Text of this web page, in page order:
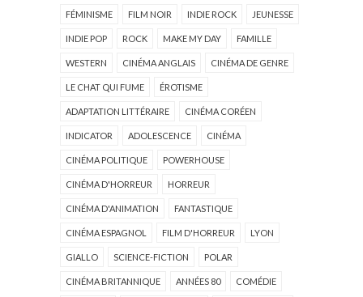
FÉMINISME FILM NOIR INDIE ROCK JEUNESSE
INDIE POP ROCK MAKE MY DAY FAMILLE
WESTERN CINÉMA ANGLAIS CINÉMA DE GENRE
LE CHAT QUI FUME ÉROTISME
ADAPTATION LITTÉRAIRE CINÉMA CORÉEN
INDICATOR ADOLESCENCE CINÉMA
CINÉMA POLITIQUE POWERHOUSE
CINÉMA D'HORREUR HORREUR
CINÉMA D'ANIMATION FANTASTIQUE
CINÉMA ESPAGNOL FILM D'HORREUR LYON
GIALLO SCIENCE-FICTION POLAR
CINÉMA BRITANNIQUE ANNÉES 80 COMÉDIE